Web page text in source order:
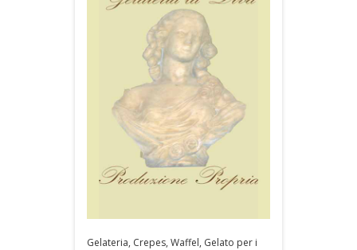
Gelateria, Crepes, Waffel, Gelato per i